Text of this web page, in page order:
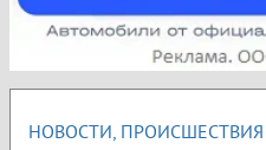
НОВОСТИ, ПРОИСШЕСТВИЯ